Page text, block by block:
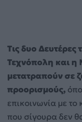
Τις δυο Δευτέρες
Τεχνόπολη και
μετατραπούν σε
προορισμούς,
επικοινωνία με
που σίγουρα δεν